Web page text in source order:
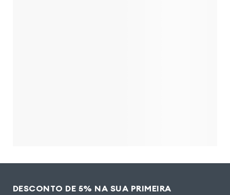
DESCONTO DE 5% NA SUA PRIMEIRA